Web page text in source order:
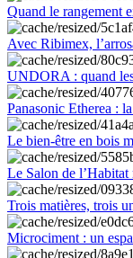
Quand le rangement
Avec Ribimex,
UNDORA : quand
Panasonic Etherea :
Le bien-être en bois
Le Salon de
Trois matières, trois
Microciment : un